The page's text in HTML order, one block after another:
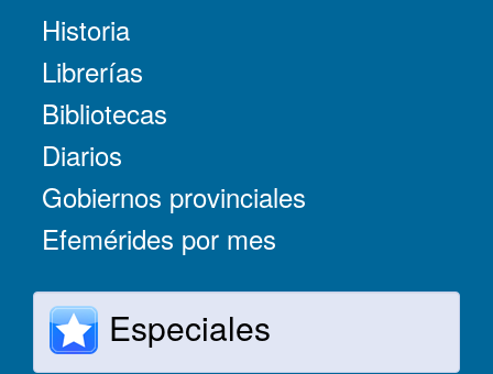
Historia
Librerías
Bibliotecas
Diarios
Gobiernos provinciales
Efemérides por mes
Especiales